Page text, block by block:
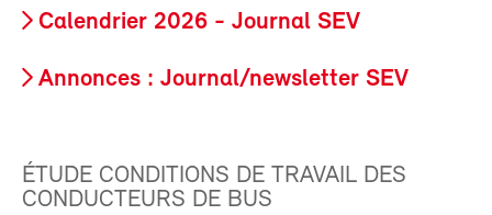
Calendrier 2026 - Journal SEV
Annonces : Journal/newsletter SEV
ÉTUDE CONDITIONS DE TRAVAIL DES
CONDUCTEURS DE BUS